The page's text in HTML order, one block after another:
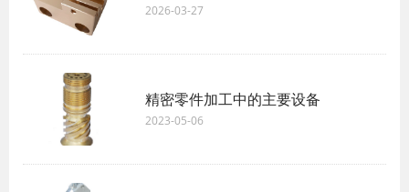
2026-03-27
精密零件加工中的主要设备
2023-05-06